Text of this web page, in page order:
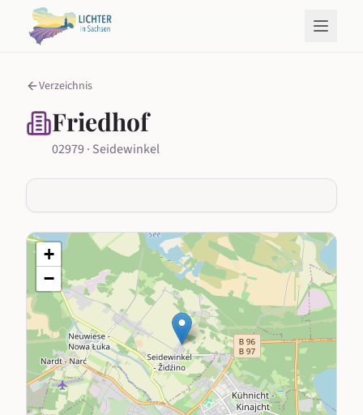
Verzeichnis
Friedhof
02979 · Seidewinkel
+
−